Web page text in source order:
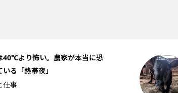
40℃より怖い。農家が本当に恐
いる「熱帯夜」
仕事